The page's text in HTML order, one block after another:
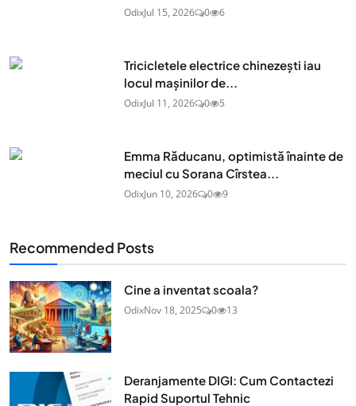
OdixJul 15, 2026 0 6
Tricicletele electrice chinezești iau
locul mașinilor de...
OdixJul 11, 2026 0 5
Emma Răducanu, optimistă înainte de
meciul cu Sorana Cîrstea...
OdixJun 10, 2026 0 9
Recommended Posts
Cine a inventat scoala?
OdixNov 18, 2025 0 13
Deranjamente DIGI: Cum Contactezi
Rapid Suportul Tehnic